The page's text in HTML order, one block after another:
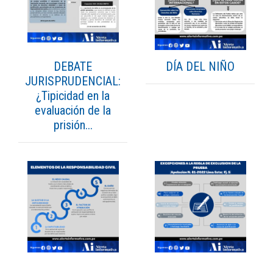
DEBATE
JURISPRUDENCIAL:
¿Tipicidad en la
evaluación de la
prisión...
DÍA DEL NIÑO